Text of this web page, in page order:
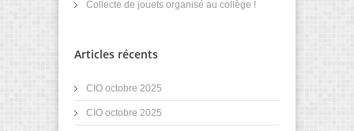
Collecte de jouets organisé au collège !
Articles récents
CIO octobre 2025
CIO octobre 2025